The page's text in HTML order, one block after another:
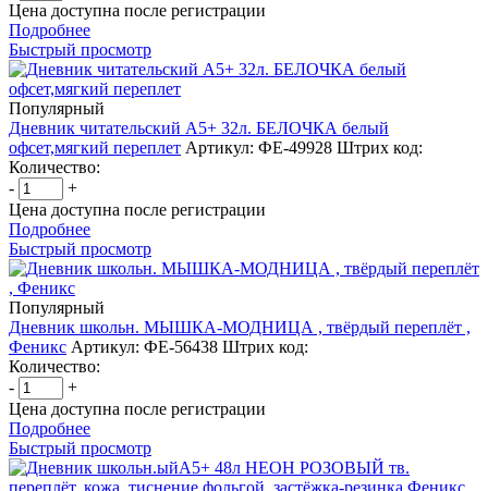
Цена доступна после регистрации
Подробнее
Быстрый просмотр
Популярный
Дневник читательский А5+ 32л. БЕЛОЧКА белый
офсет,мягкий переплет Артикул: ФЕ-49928 Штрих код:
Количество:
-
+
Цена доступна после регистрации
Подробнее
Быстрый просмотр
Популярный
Дневник школьн. МЫШКА-МОДНИЦА , твёрдый переплёт ,
Феникс Артикул: ФЕ-56438 Штрих код:
Количество:
-
+
Цена доступна после регистрации
Подробнее
Быстрый просмотр